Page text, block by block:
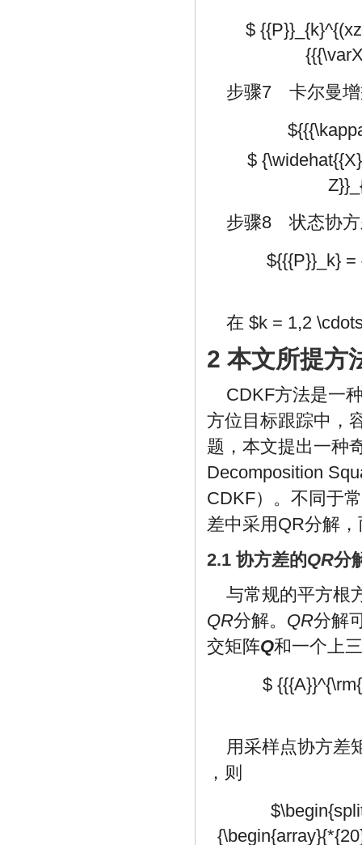
$
步骤7 卡尔曼增
$
步骤8 状态协方
${{{P}}_k} =
在 $k = 1,2
2 本文所提方
CDKF方法是一
方位目标跟踪中，
题，本文提出一种
Decomposition
CDKF）。不同于
差中采用QR分解
2.1 协方差的QR分
与常规的平方根
QR分解。 QR分解
交矩阵Q和一个上
$
用采样点协方差
，则